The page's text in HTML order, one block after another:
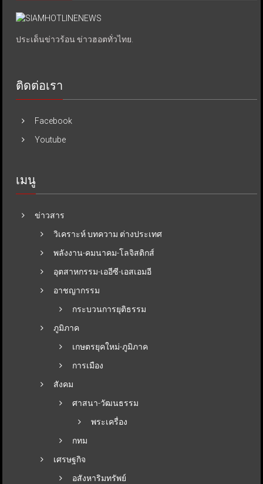
ประเด็นข่าวร้อน ข่าวฮอตทั่วไทย.
ติดต่อเรา
Facebook
Youtube
เมนู
ข่าวสาร
วิเคราะห์ บทความ ต่างประเทศ
พลังงาน-คมนาคม-โลจิสติกส์
อุตสาหกรรม-เออีซี-เอสเอมอี
อาชญากรรม
กระบวนการยุติธรรม
ภูมิภาค
เกษตรยุคใหม่-ภูมิภาค
การเมือง
สังคม
ศาสนา-วัฒนธรรม
พระเครื่อง
กทม
เศรษฐกิจ
อสังหาริมทรัพย์